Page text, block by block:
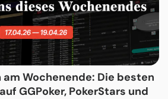
Wochenende: Die besten
GGPoker, PokerStars und